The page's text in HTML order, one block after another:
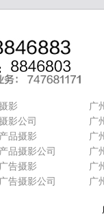
影
广
影公司
广
品摄影
广
品摄影公司
广
告摄影
广
告摄影公司 广